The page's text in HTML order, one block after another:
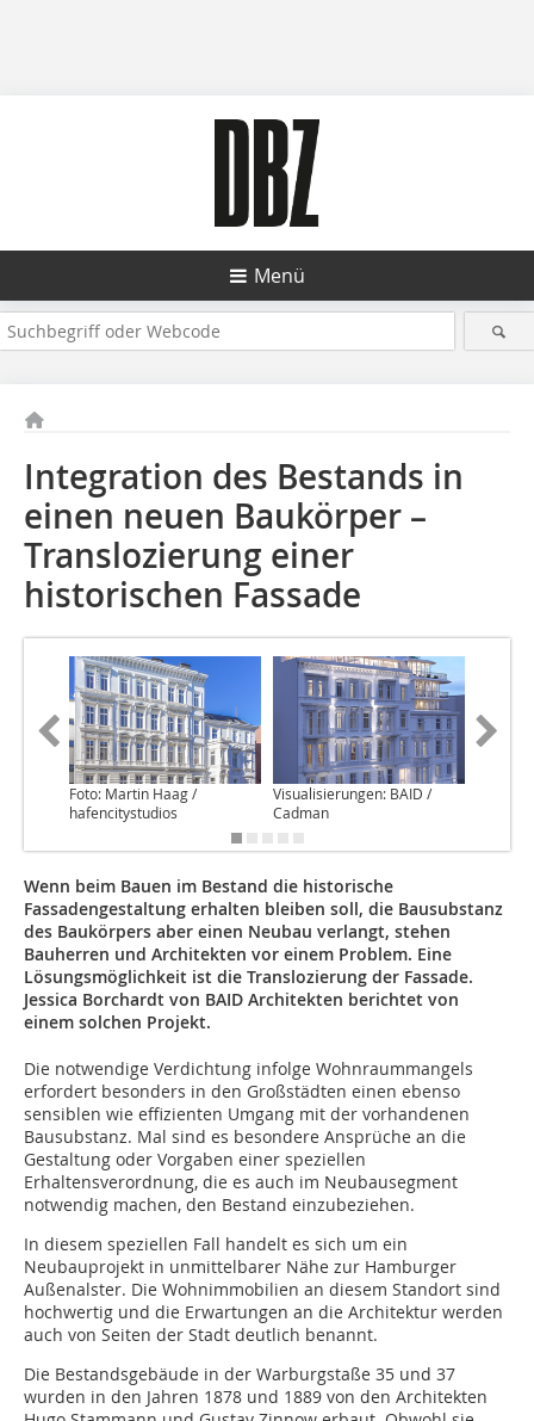
Menü
Integration des Bestands in
einen neuen Baukörper –
Translozierung einer
historischen Fassade
Foto: Martin Haag /
hafencitystudios
Visualisierungen: BAID /
Cadman
Wenn beim Bauen im Bestand die historische
Fassadengestaltung erhalten bleiben soll, die Bausubstanz
des Baukörpers aber einen Neubau verlangt, stehen
Bauherren und Architekten vor einem Problem. Eine
Lösungsmöglichkeit ist die Translozierung der Fassade.
Jessica Borchardt von BAID Architekten berichtet von
einem solchen Projekt.
Die notwendige Verdichtung infolge Wohnraummangels
erfordert besonders in den Großstädten einen ebenso
sensiblen wie effizienten Umgang mit der vorhandenen
Bausubstanz. Mal sind es besondere Ansprüche an die
Gestaltung oder Vorgaben einer speziellen
Erhaltensverordnung, die es auch im Neubausegment
notwendig machen, den Bestand einzubeziehen.
In diesem speziellen Fall handelt es sich um ein
Neubauprojekt in unmittelbarer Nähe zur Hamburger
Außenalster. Die Wohnimmobilien an diesem Standort sind
hochwertig und die Erwartungen an die Architektur werden
auch von Seiten der Stadt deutlich benannt.
Die Bestandsgebäude in der Warburgstaße 35 und 37
wurden in den Jahren 1878 und 1889 von den Architekten